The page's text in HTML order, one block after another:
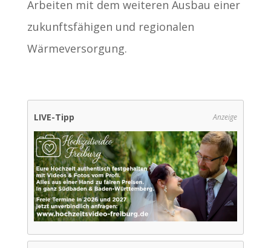
Arbeiten mit dem weiteren Ausbau einer
zukunftsfähigen und regionalen
Wärmeversorgung.
LIVE-Tipp Anzeige